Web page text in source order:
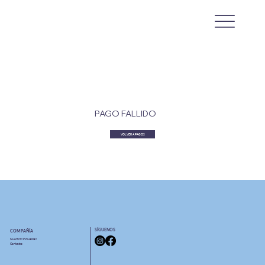
PAGO FALLIDO
VOLVER A PAGOS
COMPAÑÍA
Nuestros Inmuebles
Contacto
SÍGUENOS